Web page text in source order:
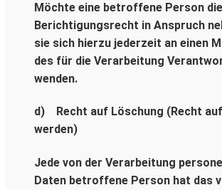
Möchte eine betroffene Person
Berichtigungsrecht in Anspruch
sie sich hierzu jederzeit an einen
des für die Verarbeitung
wenden.
d) Recht auf Löschung (Recht
werden)
Jede von der Verarbeitung
Daten betroffene Person hat das